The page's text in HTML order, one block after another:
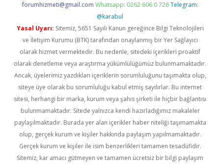
forumhizmeti@gmail.com Whatsapp: 0262 606 0 726 Telegram:
@karabul
Yasal Uyarı: Sitemiz, 5651 Sayılı Kanun gereğince Bilgi Teknolojileri
ve İletişim Kurumu (BTK) tarafından onaylanmış bir Yer Sağlayıcı
olarak hizmet vermektedir. Bu nedenle, sitedeki içerikleri proaktif
olarak denetleme veya araştırma yükümlülüğümüz bulunmamaktadır.
Ancak, üyelerimiz yazdıkları içeriklerin sorumluluğunu taşımakta olup,
siteye üye olarak bu sorumluluğu kabul etmiş sayılırlar. Bu internet
sitesi, herhangi bir marka, kurum veya şahıs şirketi ile hiçbir bağlantısı
bulunmamaktadır. Sitede yalnızca kendi hazırladığımız makaleler
paylaşılmaktadır. Burada yer alan içerikler haber niteliği taşımamakta
olup, gerçek kurum ve kişiler hakkında paylaşım yapılmamaktadır.
Gerçek kurum ve kişiler ile isim benzerlikleri tamamen tesadüfidir.
Sitemiz, kar amacı gütmeyen ve tamamen ücretsiz bir bilgi paylaşım